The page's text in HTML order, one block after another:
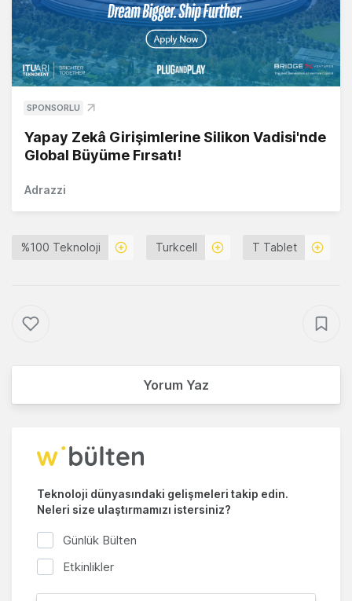
SPONSORLU
Yapay Zekâ Girişimlerine Silikon Vadisi'nde
Global Büyüme Fırsatı!
Adrazzi
%100 Teknoloji Turkcell T Tablet
Yorum Yaz
Teknoloji dünyasındaki gelişmeleri takip edin.
Neleri size ulaştırmamızı istersiniz?
Günlük Bülten
Etkinlikler